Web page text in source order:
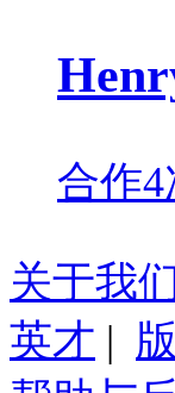
合作4
关于我
英才 |